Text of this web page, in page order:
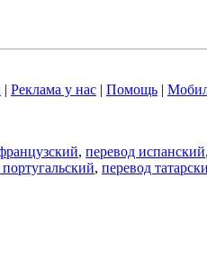
| Реклама у нас | Помощь |
, перевод испанский,
, перевод